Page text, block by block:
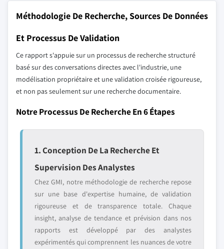
Méthodologie De Recherche, Sources De Données
Et Processus De Validation
Ce rapport s'appuie sur un processus de recherche structuré
basé sur des conversations directes avec l'industrie, une
modélisation propriétaire et une validation croisée rigoureuse,
et non pas seulement sur une recherche documentaire.
Notre Processus De Recherche En 6 Étapes
1. Conception De La Recherche Et
Supervision Des Analystes
Chez GMI, notre méthodologie de recherche repose
sur une base d'expertise humaine, de validation
rigoureuse et de transparence totale. Chaque
insight, analyse de tendance et prévision dans nos
rapports est développé par des analystes
expérimentés qui comprennent les nuances de votre